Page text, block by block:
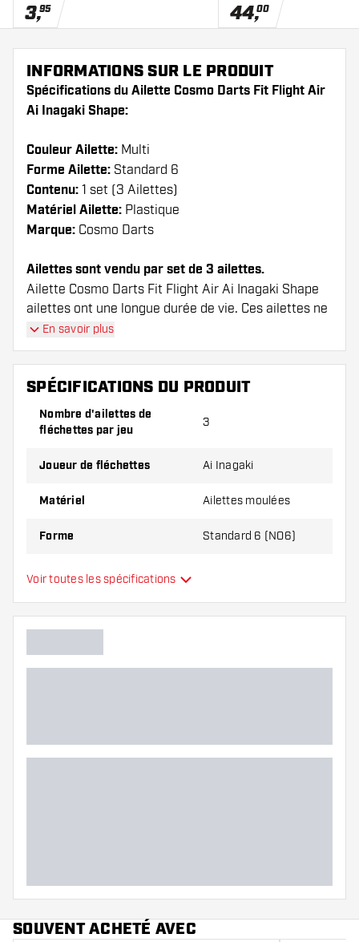
3,95 44,00
INFORMATIONS SUR LE PRODUIT
Spécifications du Ailette Cosmo Darts Fit Flight Air
Ai Inagaki Shape:
Couleur Ailette: Multi
Forme Ailette: Standard 6
Contenu: 1 set (3 Ailettes)
Matériel Ailette: Plastique
Marque: Cosmo Darts
Ailettes sont vendu par set de 3 ailettes.
Ailette Cosmo Darts Fit Flight Air Ai Inagaki Shape
ailettes ont une longue durée de vie. Ces ailettes ne
peuvent être utilisées qu'avec les tiges Cosmo Fit.
Conseil de Dartshopper !
et de tiges. Ils peuvent être endommagés ou
cassés à l'usage.
épaisseur différents des ailettes pour découvrir
En savoir plus
SPÉCIFICATIONS DU PRODUIT
Nombre d'ailettes de
fléchettes par jeu
3
Joueur de fléchettes Ai Inagaki
Matériel Ailettes moulées
Forme Standard 6 (NO6)
Type
Flexibilité
Voir toutes les spécifications
SOUVENT ACHETÉ AVEC